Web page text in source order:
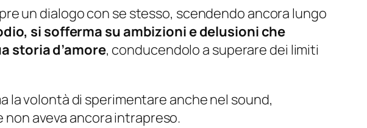
un dialogo con se stesso, scendendo ancora lungo
si sofferma su ambizioni e delusioni che
storia d’amore, conducendolo a superare dei limiti
la volontà di sperimentare anche nel sound,
aveva ancora intrapreso.